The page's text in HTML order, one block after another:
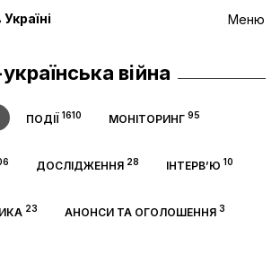
Меню
війна
ПОДІЇ 1610 МОНІТОРИНГ 95
ДОСЛІДЖЕННЯ 28 ІНТЕРВ’Ю 10
23 АНОНСИ ТА ОГОЛОШЕННЯ3